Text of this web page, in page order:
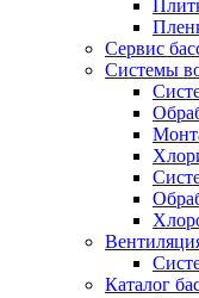
Сервис
Системы
Каталог